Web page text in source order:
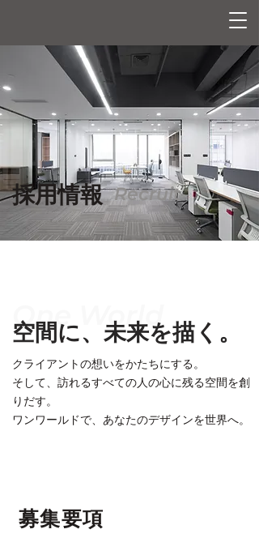
採用情報 Recruit
One World
空間に、未来を描く。
クライアントの想いをかたちにする。
そして、訪れるすべての人の心に残る空間を創
りだす。
ワンワールドで、あなたのデザインを世界へ。
募集要項